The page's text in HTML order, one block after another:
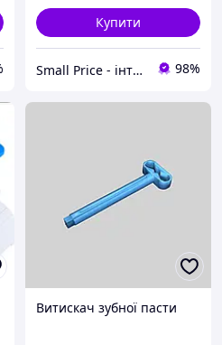
Купити
Small Price - інтернет-магазин товарів для дому 98%
Витискач зубної пасти